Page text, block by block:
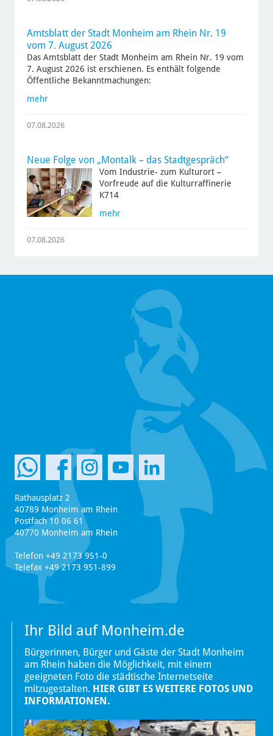
Amtsblatt der Stadt Monheim am Rhein Nr. 19
vom 7. August 2026
Das Amtsblatt der Stadt Monheim am Rhein Nr. 19 vom
7. August 2026 ist erschienen. Es enthält folgende
Öffentliche Bekanntmachungen:
mehr
07.08.2026
Neue Folge von „Montalk – das Stadtgespräch“
Vom Industrie- zum Kulturort –
Vorfreude auf die Kulturraffinerie
K714
mehr
07.08.2026
Rathausplatz 2
40789 Monheim am Rhein
Postfach 10 06 61
40770 Monheim am Rhein
Telefon +49 2173 951-0
Telefax +49 2173 951-899
Ihr Bild auf Monheim.de
Bürgerinnen, Bürger und Gäste der Stadt Monheim
am Rhein haben die Möglichkeit, mit einem
geeigneten Foto die städtische Internetseite
mitzugestalten. HIER GIBT ES WEITERE FOTOS UND
INFORMATIONEN.